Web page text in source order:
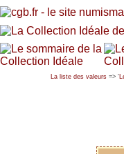
La liste des valeurs => '